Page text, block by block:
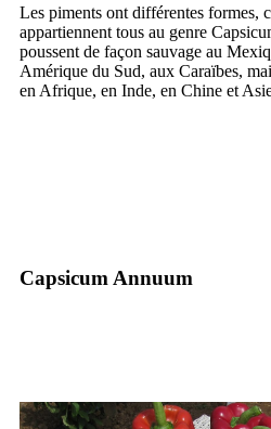
Les piments ont différentes formes,
appartiennent tous au genre
poussent de façon sauvage au
Amérique du Sud, aux Caraïbes,
en Afrique, en Inde, en Chine et
Capsicum Annuum